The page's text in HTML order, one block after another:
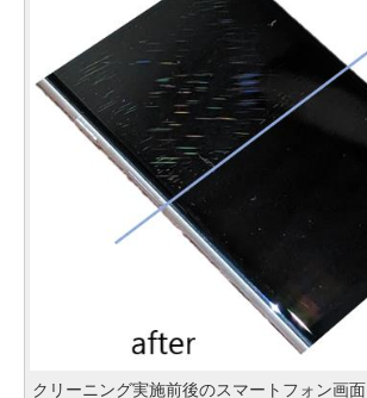
クリーニング実施前後のスマートフォン画面